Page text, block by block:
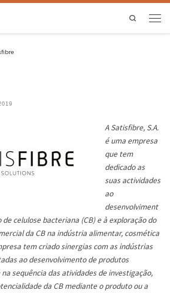
Search
A Satisfibre, S.A.
é uma empresa
que tem
dedicado as
suas actividades
ao
desenvolviment
celulose bacteriana (CB) e à exploração do
da CB na indústria alimentar, cosmética
tem criado sinergias com as indústrias
ao desenvolvimento de produtos
sequência das atividades de investigação,
da CB mediante o produto ou a